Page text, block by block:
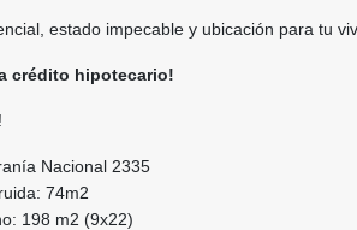
estado impecable y ubicación para tu
crédito hipotecario!
Nacional 2335
74m2
198 m2 (9x22)